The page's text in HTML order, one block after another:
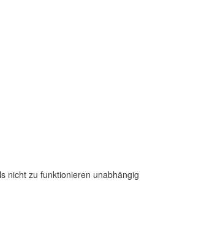
nicht zu funktionieren unabhängig